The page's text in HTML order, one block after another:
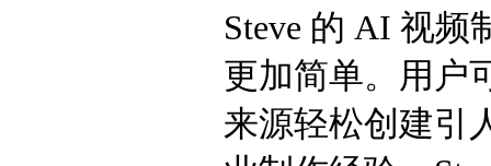
Steve 的 AI 视
更加简单。用户
来源轻松创建引